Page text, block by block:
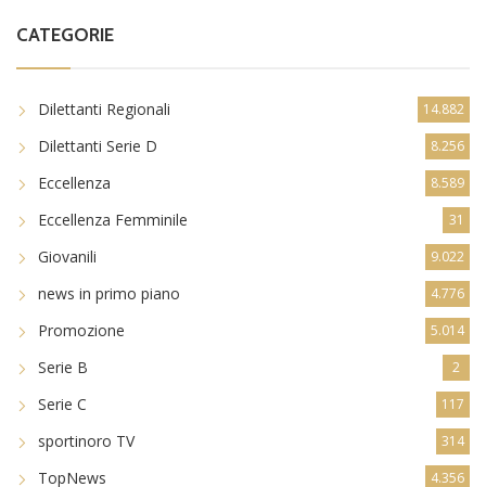
CATEGORIE
Dilettanti Regionali 14.882
Dilettanti Serie D 8.256
Eccellenza 8.589
Eccellenza Femminile 31
Giovanili 9.022
news in primo piano 4.776
Promozione 5.014
Serie B 2
Serie C 117
sportinoro TV 314
TopNews 4.356